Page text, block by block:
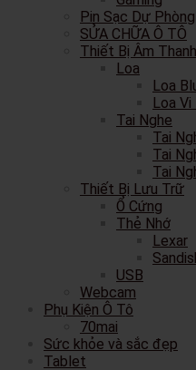
Pin Sạc Dự Phòng
SỬA CHỮA Ô TÔ
Thiết Bị Âm Thanh
Loa
Loa
Loa Vi
Tai Nghe
Tai
Tai
Tai
Thiết Bị Lưu Trữ
Ổ Cứng
Thẻ Nhớ
Lexar
USB
Webcam
Phụ Kiện Ô Tô
70mai
Sức khỏe và sắc đẹp
Tablet